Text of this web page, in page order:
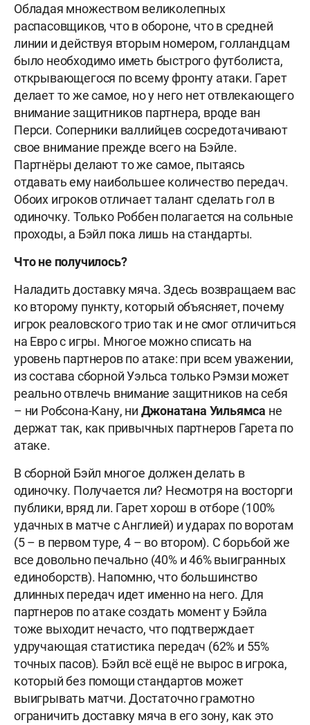
Обладая множеством великолепных
распасовщиков, что в обороне, что в средней
линии и действуя вторым номером, голландцам
было необходимо иметь быстрого футболиста,
открывающегося по всему фронту атаки. Гарет
делает то же самое, но у него нет отвлекающего
внимание защитников партнера, вроде ван
Перси. Соперники валлийцев сосредотачивают
свое внимание прежде всего на Бэйле.
Партнёры делают то же самое, пытаясь
отдавать ему наибольшее количество передач.
Обоих игроков отличает талант сделать гол в
одиночку. Только Роббен полагается на сольные
проходы, а Бэйл пока лишь на стандарты.
Что не получилось?
Наладить доставку мяча. Здесь возвращаем вас
ко второму пункту, который объясняет, почему
игрок реаловского трио так и не смог отличиться
на Евро с игры. Многое можно списать на
уровень партнеров по атаке: при всем уважении,
из состава сборной Уэльса только Рэмзи может
реально отвлечь внимание защитников на себя
– ни Робсона-Кану, ни Джонатана Уильямса не
держат так, как привычных партнеров Гарета по
атаке.
В сборной Бэйл многое должен делать в
одиночку. Получается ли? Несмотря на восторги
публики, вряд ли. Гарет хорош в отборе (100%
удачных в матче с Англией) и ударах по воротам
(5 – в первом туре, 4 – во втором). С борьбой же
все довольно печально (40% и 46% выигранных
единоборств). Напомню, что большинство
длинных передач идет именно на него. Для
партнеров по атаке создать момент у Бэйла
тоже выходит нечасто, что подтверждает
удручающая статистика передач (62% и 55%
точных пасов). Бэйл всё ещё не вырос в игрока,
который без помощи стандартов может
выигрывать матчи. Достаточно грамотно
ограничить доставку мяча в его зону, как это